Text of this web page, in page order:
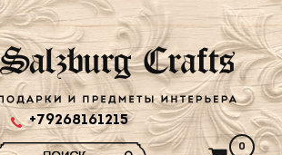
+79268161215
0